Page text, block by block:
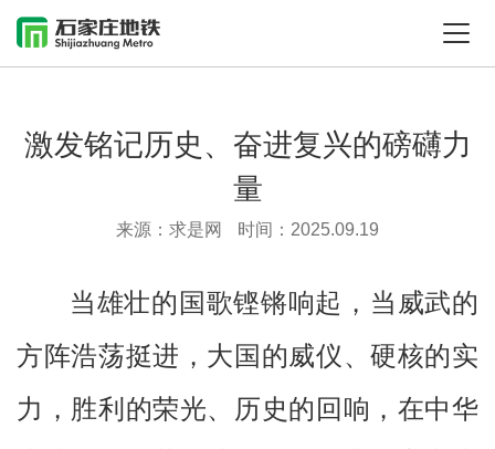
激发铭记历史、奋进复兴的磅礴力
量
来源：求是网 时间：2025.09.19
当雄壮的国歌铿锵响起，当威武的
方阵浩荡挺进，大国的威仪、硬核的实
力，胜利的荣光、历史的回响，在中华